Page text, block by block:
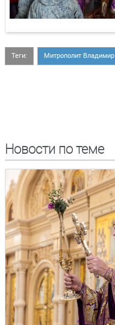
Теги: Митрополит Владимир
Новости по теме